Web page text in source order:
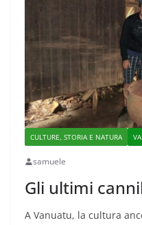
CULTURE, STORIA E NATURA
samuele
Gli ultimi
A Vanuatu, la cultura